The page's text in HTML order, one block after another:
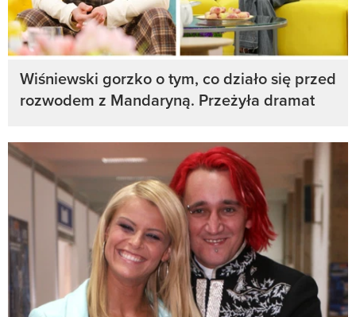
Wiśniewski gorzko o tym, co działo się przed
rozwodem z Mandaryną. Przeżyła dramat